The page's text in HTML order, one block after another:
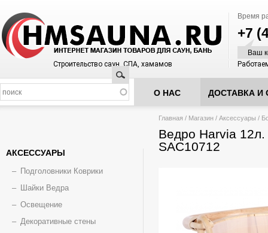
Время
+7
Ваш
Строительство саун, СПА, хамамов
Поиск
О НАС ДОСТАВКА И
Вы здесь
Главная / Магазин / Аксессуары /
Ведро Harvia 12л.
SAC10712
АКСЕССУАРЫ
Подголовники Коврики
Шайки Ведра
Освещение
Декоративные стены